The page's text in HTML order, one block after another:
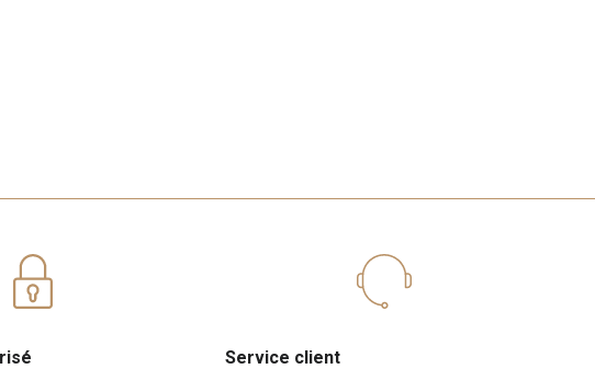
Service client